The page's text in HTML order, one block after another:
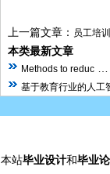
上一篇文章： 员工培
本类最新文章
Methods to reduc
基于教育行业的人工
本站毕业设计和毕业